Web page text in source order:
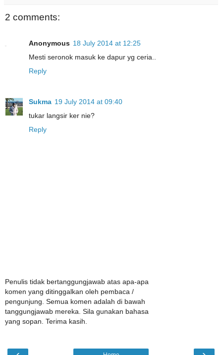
2 comments:
Anonymous 18 July 2014 at 12:25
Mesti seronok masuk ke dapur yg ceria..
Reply
Sukma 19 July 2014 at 09:40
tukar langsir ker nie?
Reply
Penulis tidak bertanggungjawab atas apa-apa
komen yang ditinggalkan oleh pembaca /
pengunjung. Semua komen adalah di bawah
tanggungjawab mereka. Sila gunakan bahasa
yang sopan. Terima kasih.